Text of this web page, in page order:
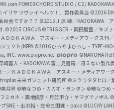
POWERCHORD STUDIO / C2 /
イリヤ ツヴァイ ヘルツ！」製作委員会 ©2016
員会ですか？？ ©2015 川原 礫／KADOKAWA
©2015 CIRCUS ©TRIGGER・岡田麿里／キズ
ＤＯＫＡＷＡ アスキー・メディアワークス刊／
ェクト/KFPA ©2016 ひろやまひろし・TYPE-
INC. www.piapro.net
©NANOHA
暮人・KADOKAWA 富士見書房／冴えない製作
／ＫＡＤＯＫＡＷＡ アスキー・メディアワー
未来ガジェット研究所 ©ミウラタダヒロ／
月昇 ©暁なつめ・カカオ・ランタン ©暁なつめ
ミカネ・築地俊彦・月並甲介・ヤマグチノボル
SNE・出渕裕・左©三田誠・pako ©LUCKY